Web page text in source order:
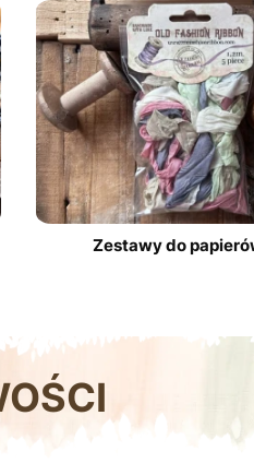
Zestawy do